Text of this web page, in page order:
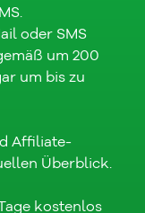
oder SMS
um 200
um bis zu
Affiliate-
Überblick.
kostenlos